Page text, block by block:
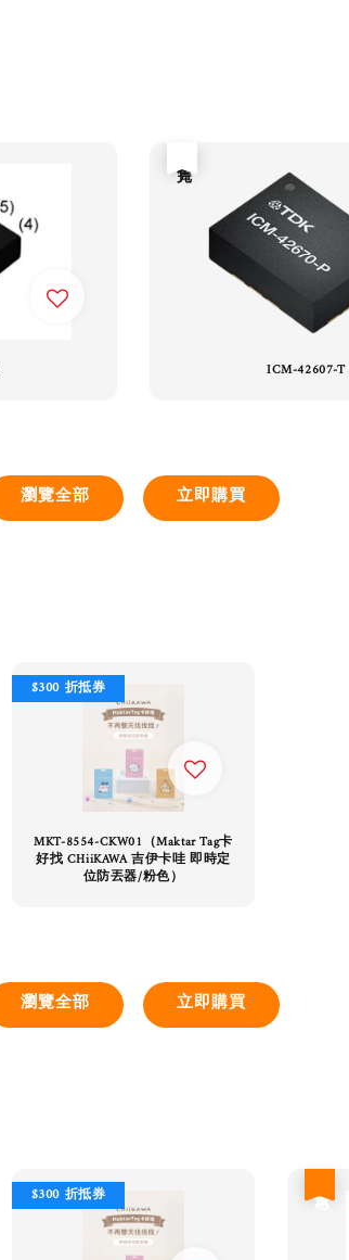
ICM-42607-T
瀏覽全部 立即購買
$300 折抵券
MKT-8554-CKW01（Maktar Tag卡
好找 CHiiKAWA 吉伊卡哇 即時定
位防丟器/粉色）
瀏覽全部 立即購買
$300 折抵券